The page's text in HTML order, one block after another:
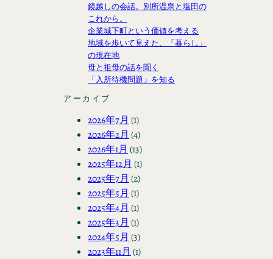
鏡越しの会話。別所温泉と塩田の
これから。
企業城下町という価値を考える
地域を歩いて見えた、「暮らし」
の現在地
母と祖母の話を聞く
「入所待機問題」を知る
アーカイブ
2026年7月 (1)
2026年2月 (4)
2026年1月 (13)
2025年12月 (1)
2025年7月 (2)
2025年5月 (1)
2025年4月 (1)
2025年3月 (1)
2024年5月 (3)
2023年11月 (1)